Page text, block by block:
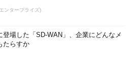
ンタープライズ)
登場した「SD-WAN」、企業にどんなメ
たらすか